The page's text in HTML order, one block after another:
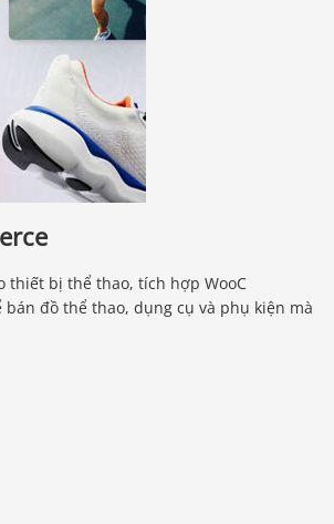
thiết bị thể thao, tích hợp WooC
đồ thể thao, dụng cụ và phụ kiện mà